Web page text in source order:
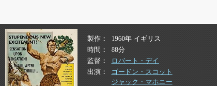
製作
1960年 イギリス
時間
88分
監督
ロバート・デイ
出演
ゴードン・スコット
ジャック・マホニー